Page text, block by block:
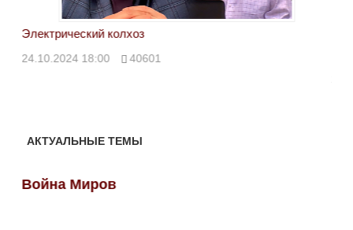
Электрический колхоз
24.10.2024 18:00 40601
АКТУАЛЬНЫЕ ТЕМЫ
Война Миров